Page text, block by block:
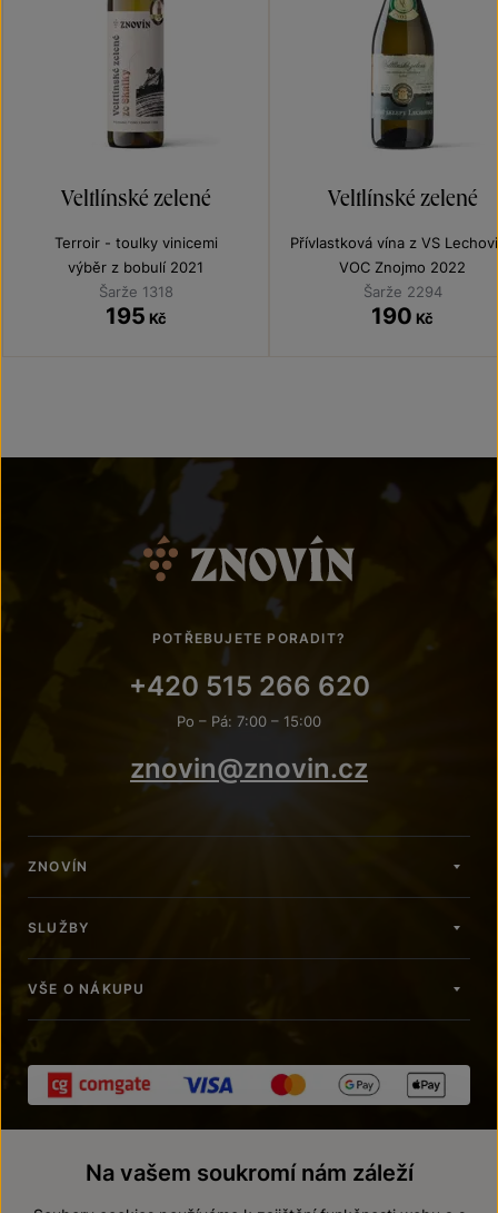
Veltlínské zelené
Terroir - toulky vinicemi
výběr z bobulí 2021
Šarže 1318
195 Kč
Veltlínské zelené
Přívlastková vína z VS
VOC Znojmo 2022
Šarže 2294
190 Kč
POTŘEBUJETE PORADIT?
+420 515 266 620
Po – Pá: 7:00 – 15:00
znovin@znovin.cz
ZNOVÍN
SLUŽBY
VŠE O NÁKUPU
Na vašem soukromí nám záleží